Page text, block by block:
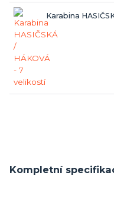
Karabina
Kompletní